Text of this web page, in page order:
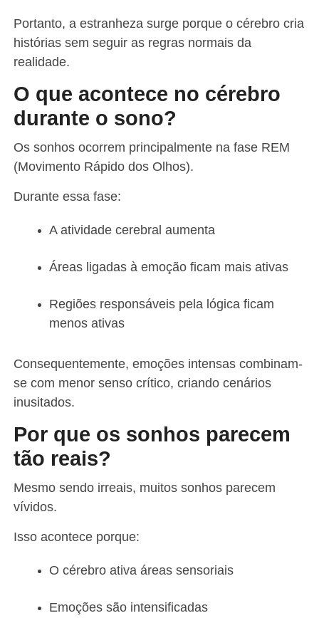
Portanto, a estranheza surge porque o cérebro cria
histórias sem seguir as regras normais da
realidade.
O que acontece no cérebro
durante o sono?
Os sonhos ocorrem principalmente na fase REM
(Movimento Rápido dos Olhos).
Durante essa fase:
A atividade cerebral aumenta
Áreas ligadas à emoção ficam mais ativas
Regiões responsáveis pela lógica ficam
menos ativas
Consequentemente, emoções intensas combinam-
se com menor senso crítico, criando cenários
inusitados.
Por que os sonhos parecem
tão reais?
Mesmo sendo irreais, muitos sonhos parecem
vívidos.
Isso acontece porque:
O cérebro ativa áreas sensoriais
Emoções são intensificadas